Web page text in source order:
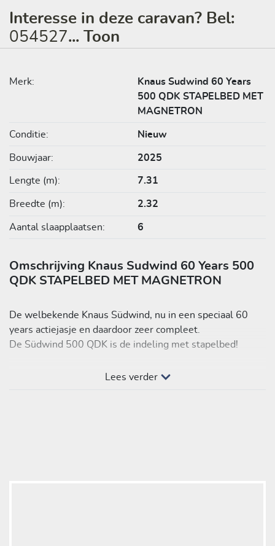
Interesse in deze caravan? Bel:
054527... Toon
Merk:
Knaus Sudwind 60 Years
500 QDK STAPELBED MET
MAGNETRON
Conditie: Nieuw
Bouwjaar: 2025
Lengte (m): 7.31
Breedte (m): 2.32
Aantal slaapplaatsen: 6
Omschrijving Knaus Sudwind 60 Years 500
QDK STAPELBED MET MAGNETRON
De welbekende Knaus Südwind, nu in een speciaal 60
years actiejasje en daardoor zeer compleet.
De Südwind 500 QDK is de indeling met stapelbed!
Het model in Borculo heeft de volgende extra
Lees verder